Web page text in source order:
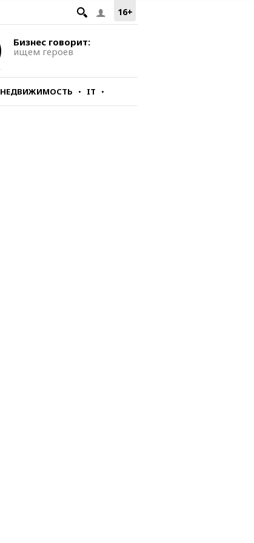
16+
Бизнес говорит:
ищем героев
НЕДВИЖИМОСТЬ IT